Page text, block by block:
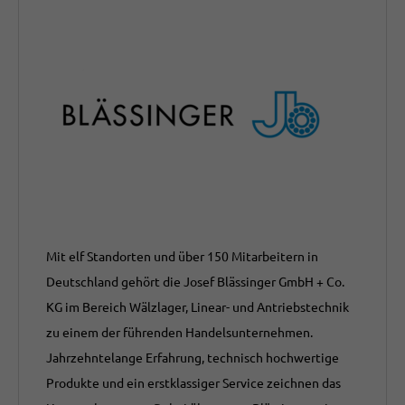
Mit elf Standorten und über 150 Mitarbeitern in
Deutschland gehört die Josef Blässinger GmbH + Co.
KG im Bereich Wälzlager, Linear- und Antriebstechnik
zu einem der führenden Handelsunternehmen.
Jahrzehntelange Erfahrung, technisch hochwertige
Produkte und ein erstklassiger Service zeichnen das